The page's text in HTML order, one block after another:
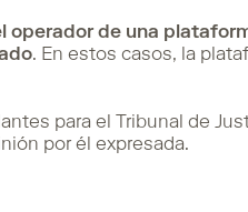
operador de una
. En estos casos, la
para el Tribunal de
por él expresada.